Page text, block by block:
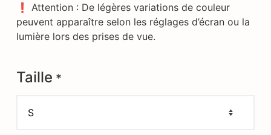
❗ Attention : De légères variations de couleur
peuvent apparaître selon les réglages d’écran ou la
lumière lors des prises de vue.
Taille *